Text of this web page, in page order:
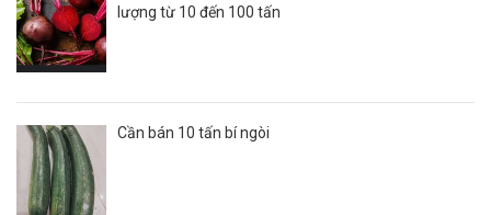
lượng từ 10 đến 100 tấn
Cần bán 10 tấn bí ngòi